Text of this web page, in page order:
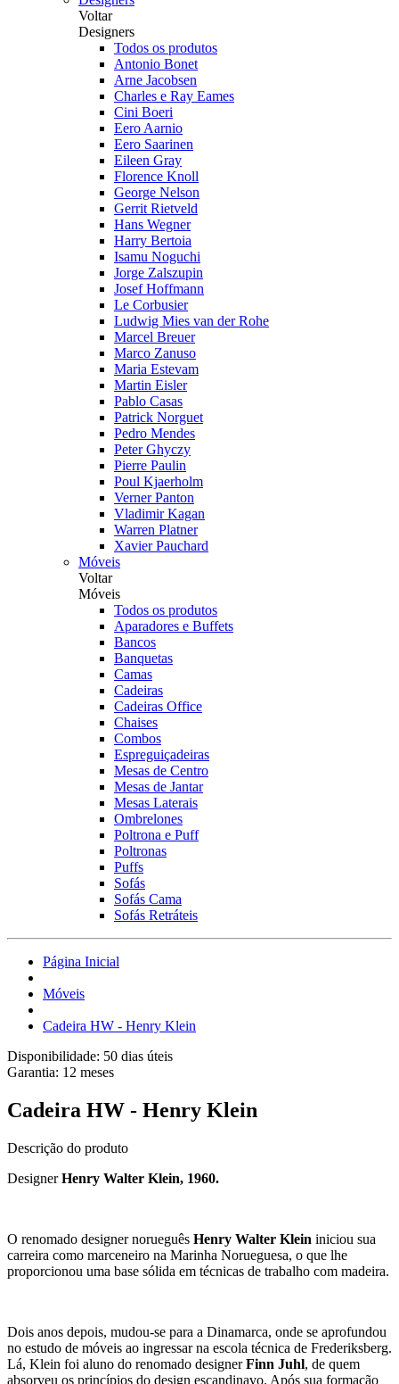
Voltar
Designers
Todos os produtos
Antonio Bonet
Arne Jacobsen
Charles e Ray Eames
Cini Boeri
Eero Aarnio
Eero Saarinen
Eileen Gray
Florence Knoll
George Nelson
Gerrit Rietveld
Hans Wegner
Harry Bertoia
Isamu Noguchi
Jorge Zalszupin
Josef Hoffmann
Le Corbusier
Ludwig Mies van der Rohe
Marcel Breuer
Marco Zanuso
Maria Estevam
Martin Eisler
Pablo Casas
Patrick Norguet
Pedro Mendes
Peter Ghyczy
Pierre Paulin
Poul Kjaerholm
Verner Panton
Vladimir Kagan
Warren Platner
Xavier Pauchard
Móveis
Voltar
Móveis
Todos os produtos
Aparadores e Buffets
Bancos
Banquetas
Camas
Cadeiras
Cadeiras Office
Chaises
Combos
Espreguiçadeiras
Mesas de Centro
Mesas de Jantar
Mesas Laterais
Ombrelones
Poltrona e Puff
Poltronas
Puffs
Sofás
Sofás Cama
Sofás Retráteis
Página Inicial
Móveis
Cadeira HW - Henry Klein
Disponibilidade: 50 dias úteis
Garantia: 12 meses
Cadeira HW - Henry Klein
Descrição do produto
DesignerHenry Walter Klein, 1960.
O renomado designer norueguês Henry Walter Klein iniciou sua
carreira como marceneiro na Marinha Norueguesa, o que lhe
proporcionou uma base sólida em técnicas de trabalho com madeira.
Dois anos depois, mudou-se para a Dinamarca, onde se aprofundou
no estudo de móveis ao ingressar na escola técnica de Frederiksberg.
Lá, Klein foi aluno do renomado designerFinn Juhl, de quem
absorveu os princípios do design escandinavo. Após sua formação